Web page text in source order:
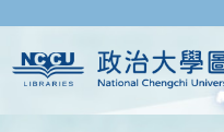
主
要